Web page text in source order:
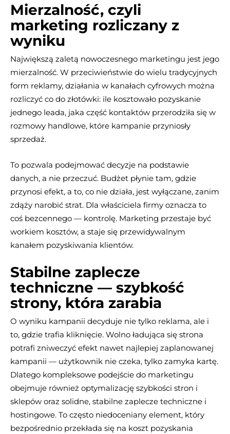
Mierzalność, czyli
marketing rozliczany z
wyniku
Największą zaletą nowoczesnego marketingu jest jego
mierzalność. W przeciwieństwie do wielu tradycyjnych
form reklamy, działania w kanałach cyfrowych można
rozliczyć co do złotówki: ile kosztowało pozyskanie
jednego leada, jaka część kontaktów przerodziła się w
rozmowy handlowe, które kampanie przyniosły
sprzedaż.
To pozwala podejmować decyzje na podstawie
danych, a nie przeczuć. Budżet płynie tam, gdzie
przynosi efekt, a to, co nie działa, jest wyłączane, zanim
zdąży narobić strat. Dla właściciela firmy oznacza to
coś bezcennego — kontrolę. Marketing przestaje być
workiem kosztów, a staje się przewidywalnym
kanałem pozyskiwania klientów.
Stabilne zaplecze
techniczne — szybkość
strony, która zarabia
O wyniku kampanii decyduje nie tylko reklama, ale i
to, gdzie trafia kliknięcie. Wolno ładująca się strona
potrafi zniweczyć efekt nawet najlepiej zaplanowanej
kampanii — użytkownik nie czeka, tylko zamyka kartę.
Dlatego kompleksowe podejście do marketingu
obejmuje również optymalizację szybkości stron i
sklepów oraz solidne, stabilne zaplecze techniczne i
hostingowe. To często niedoceniany element, który
bezpośrednio przekłada się na koszt pozyskania